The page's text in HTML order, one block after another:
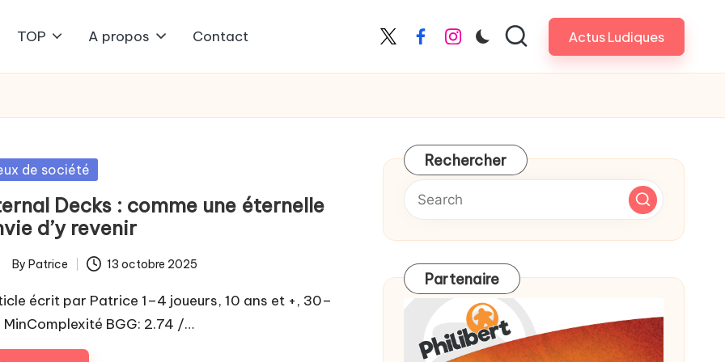
TOP A propos Contact X FacebookInstagram Actus Ludiques
de société
Decks : comme une éternelle
d’y revenir
By Patrice 13 octobre 2025
écrit par Patrice 1–4 joueurs, 10 ans et +, 30–
BGG: 2.74 /…
Rechercher
Partenaire